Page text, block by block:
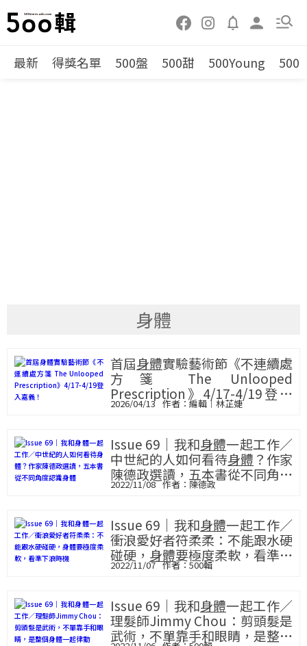
最新 得獎名單 500盤 500甜 500Young 500
身體
首屆身體實驗藝術節《不連續處
方箋 The Unlooped
Prescription》4/17-4/19登入
嘉義！
2026/04/13 編輯｜林芷婕
Issue 69｜我和身體一起工作／
中世紀的人如何看待身體 ？作家
陳德政選讀，五本書從不同角度
認識身體
2022/11/08 陳德政
Issue 69｜我和身體一起工作／
衝浪愛好者符柔柔：不能跟水硬
碰硬， 身體要極度柔軟，看準下
浪時機
2022/11/07 500輯
Issue 69｜我和身體一起工作／
理髮師Jimmy Chou：剪頭髮是
武術，不單靠手和眼睛，是整個